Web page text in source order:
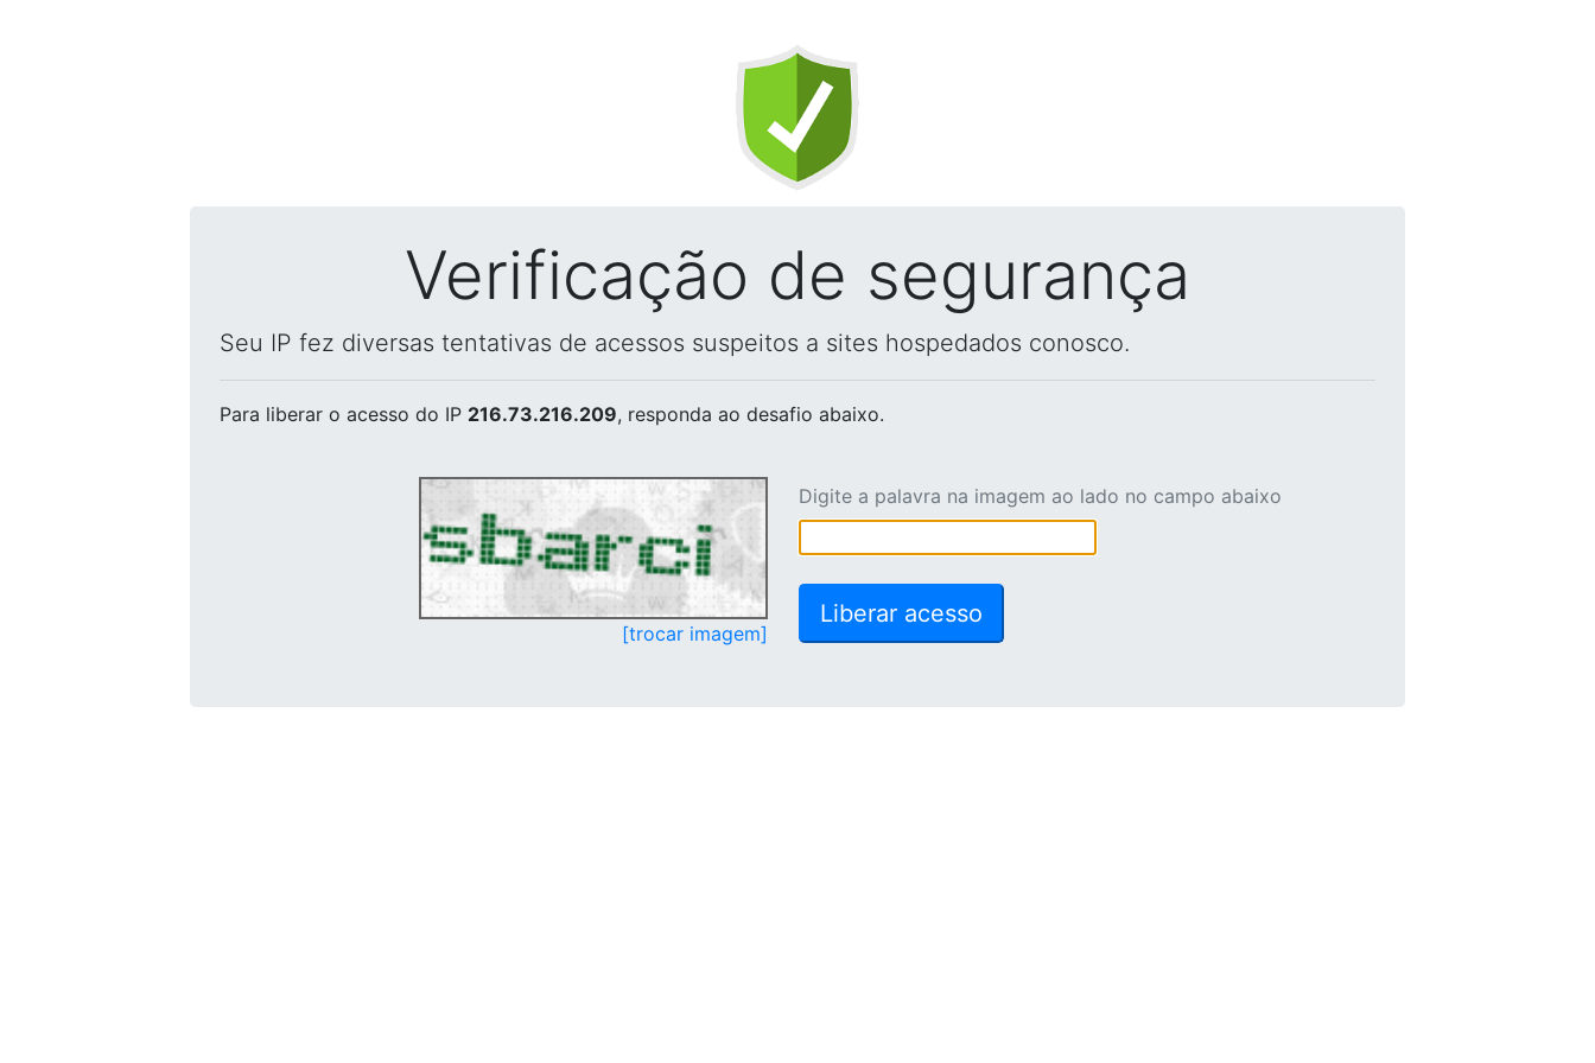
Verificação de segurança
Seu IP fez diversas tentativas de acessos suspeitos a sites hospedados conosco.
Para liberar o acesso do IP 216.73.216.209, responda ao desafio abaixo.
[trocar imagem]
Digite a palavra na imagem ao lado no campo abaixo